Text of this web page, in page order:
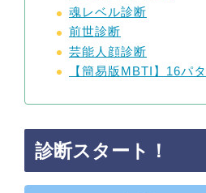
魂レベル診断
前世診断
芸能人顔診断
【簡易版MBTI】16パ
診断スタート！